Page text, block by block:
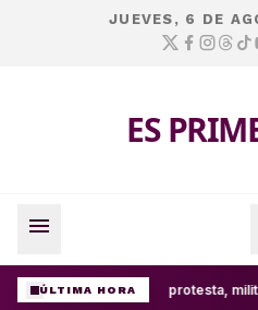
JUEVES, 6 DE
ES
menu
ÚLTIMA HORA Con protesta,